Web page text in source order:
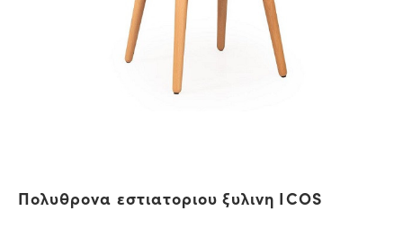
Πολυθρονα εστιατοριου ξυλινη ICOS